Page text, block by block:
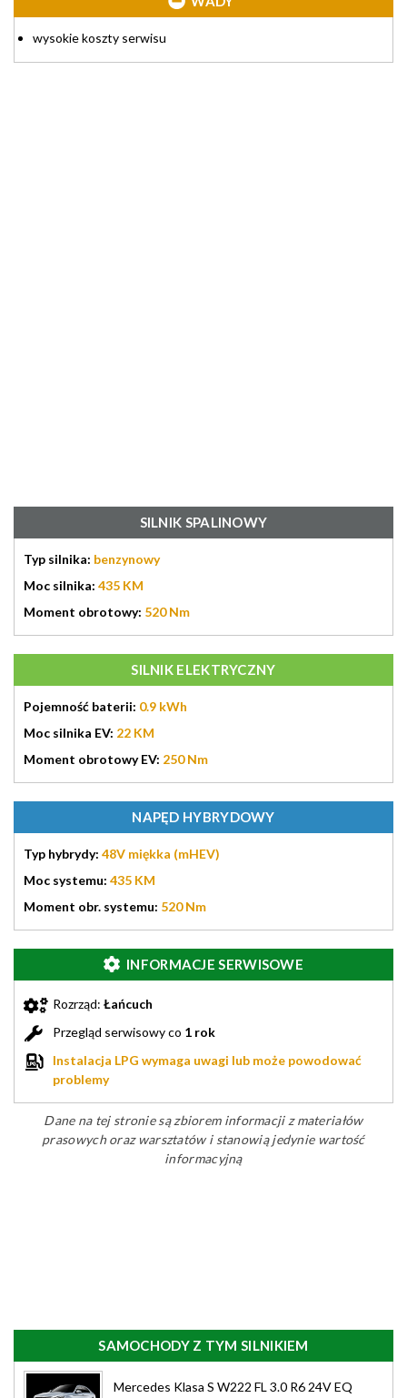
wysokie koszty serwisu
SILNIK SPALINOWY
Typ silnika: benzynowy
Moc silnika: 435 KM
Moment obrotowy: 520 Nm
SILNIK ELEKTRYCZNY
Pojemność baterii: 0.9 kWh
Moc silnika EV: 22 KM
Moment obrotowy EV: 250 Nm
NAPĘD HYBRYDOWY
Typ hybrydy: 48V miękka (mHEV)
Moc systemu: 435 KM
Moment obr. systemu: 520 Nm
INFORMACJE SERWISOWE
Rozrząd: Łańcuch
Przegląd serwisowy co 1 rok
Instalacja LPG wymaga uwagi lub może powodować
problemy
Dane na tej stronie są zbiorem informacji z materiałów
prasowych oraz warsztatów i stanowią jedynie wartość
informacyjną
SAMOCHODY Z TYM SILNIKIEM
Mercedes Klasa S W222 FL 3.0 R6 24V EQ